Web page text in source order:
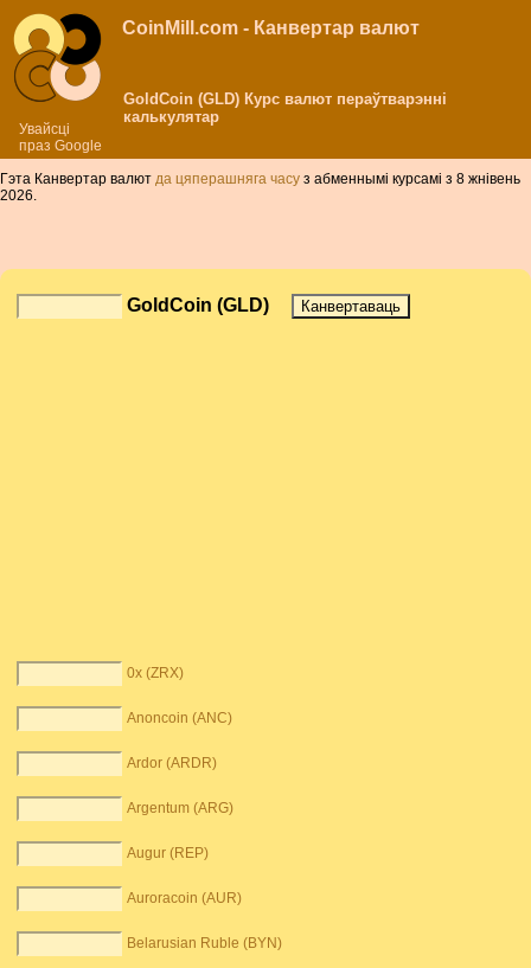
Увайсці
праз Google
CoinMill.com - Канвертар валют
GoldCoin (GLD) Курс валют пераўтварэнні
калькулятар
Гэта Канвертар валют да цяперашняга часу з абменнымі курсамі з 8 жнівень
2026.
GoldCoin (GLD)
0x (ZRX)
Anoncoin (ANC)
Ardor (ARDR)
Argentum (ARG)
Augur (REP)
Auroracoin (AUR)
Belarusian Ruble (BYN)